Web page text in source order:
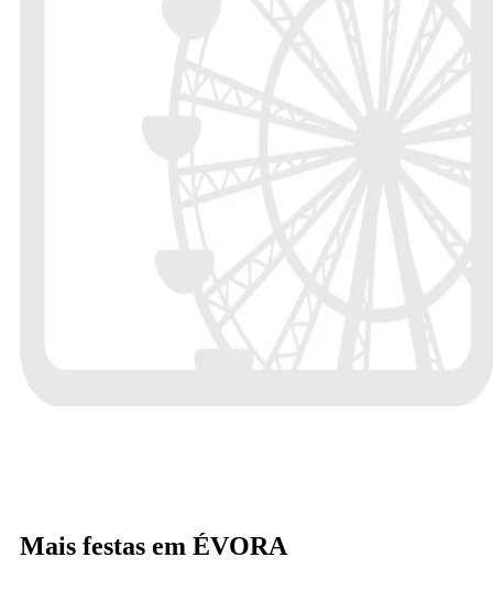
Mais festas em ÉVORA